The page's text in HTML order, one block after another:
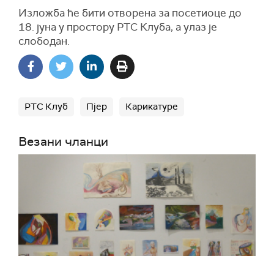
Изложба ће бити отворена за посетиоце до
18. јуна у простору РТС Клуба, а улаз је
слободан.
РТС Клуб Пјер Карикатуре
Везани чланци